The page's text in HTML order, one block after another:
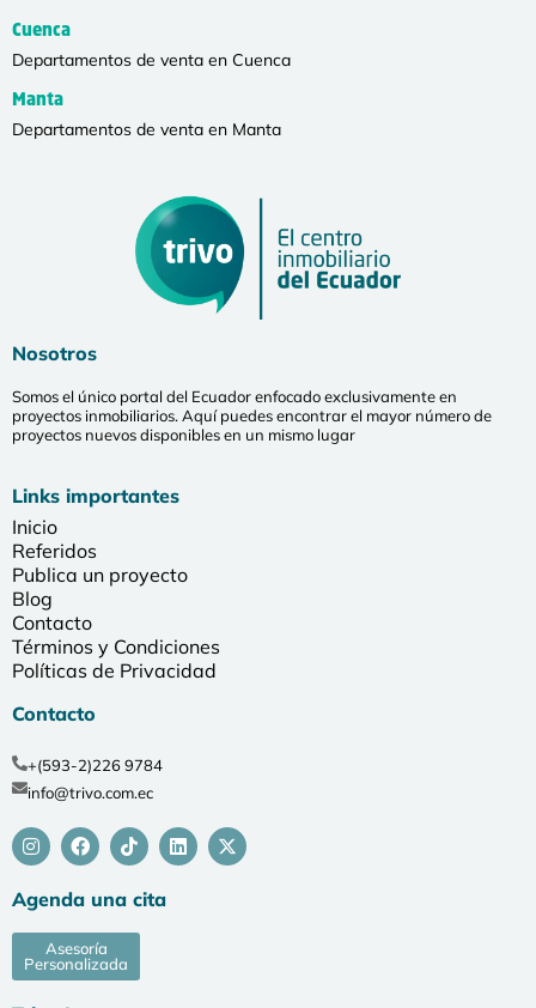
Cuenca
Departamentos de venta en Cuenca
Manta
Departamentos de venta en Manta
Nosotros
Somos el único portal del Ecuador enfocado exclusivamente en
proyectos inmobiliarios. Aquí puedes encontrar el mayor número de
proyectos nuevos disponibles en un mismo lugar
Links importantes
Inicio
Referidos
Publica un proyecto
Blog
Contacto
Términos y Condiciones
Políticas de Privacidad
Contacto
+(593-2)226 9784
info@trivo.com.ec
Agenda una cita
Asesoría
Personalizada